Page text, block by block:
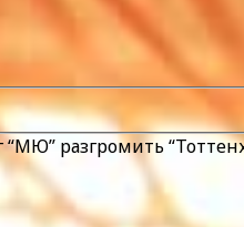
разгромить